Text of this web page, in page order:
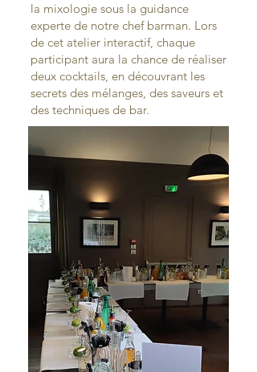
la mixologie sous la guidance
experte de notre chef barman. Lors
de cet atelier interactif, chaque
participant aura la chance de réaliser
deux cocktails, en découvrant les
secrets des mélanges, des saveurs et
des techniques de bar.